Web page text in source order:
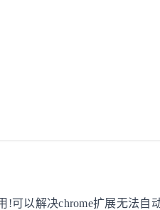
以解决chrome扩展无法自